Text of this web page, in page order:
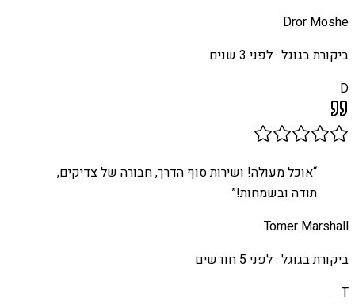
Dror Moshe
ביקורת בגוגל ·לפני 3 שנים
D
“אוכל מעולה! ושירות סוף הדרך, חבורה של צדיקים,
תודה ובשמחות!”
Tomer Marshall
ביקורת בגוגל ·לפני 5 חודשים
T